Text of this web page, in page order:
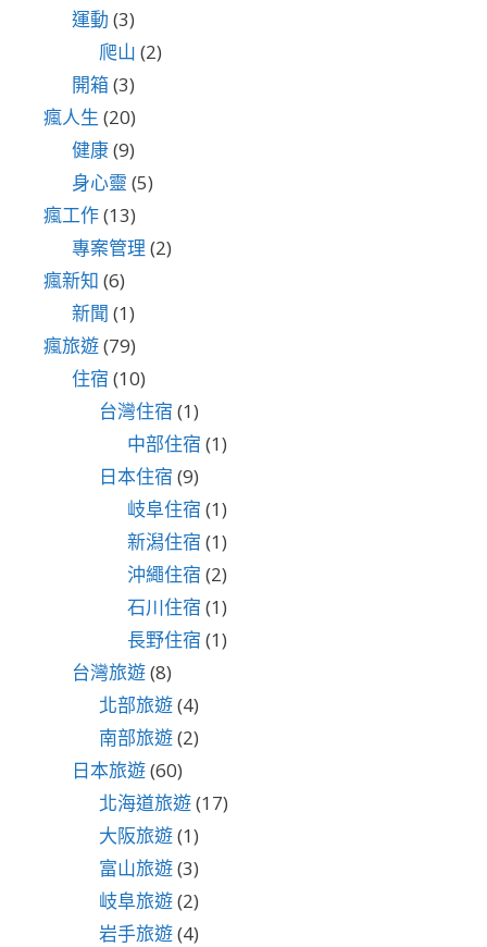
運動 (3)
爬山 (2)
開箱(3)
瘋人生 (20)
健康(9)
身心靈 (5)
瘋工作(13)
專案管理 (2)
瘋新知 (6)
新聞 (1)
瘋旅遊(79)
住宿 (10)
台灣住宿 (1)
中部住宿 (1)
日本住宿 (9)
岐阜住宿 (1)
新潟住宿 (1)
沖繩住宿 (2)
石川住宿 (1)
長野住宿 (1)
台灣旅遊(8)
北部旅遊(4)
南部旅遊(2)
日本旅遊(60)
北海道旅遊(17)
大阪旅遊(1)
富山旅遊(3)
岐阜旅遊(2)
岩手旅遊(4)